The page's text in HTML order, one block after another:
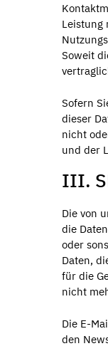
Leistung
Soweit
Sofern
dieser
nicht
und der
III.
Die von
die
oder
Daten,
für die
nicht
Die E-
den